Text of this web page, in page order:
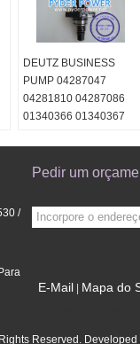
DEUTZ BUSINESS
PUMP 04287047
04281810 04287086
01340366 01340367
01340372
/
Pedir um
E-Mail | Mapa do
Reserved. Developed